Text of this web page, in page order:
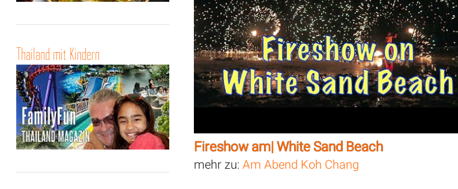
Fireshow am| White Sand Beach
mehr zu:Am Abend Koh Chang
Thailand mit Kindern